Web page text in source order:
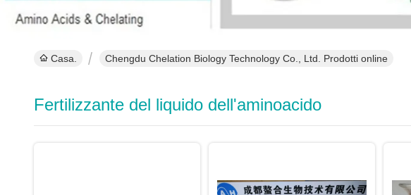
Casa. Chengdu Chelation Biology Technology Co., Ltd. Prodotti online
Fertilizzante del liquido dell'aminoacido